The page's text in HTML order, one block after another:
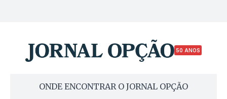
50 ANOS
ONDE ENCONTRAR O JORNAL OPÇÃO